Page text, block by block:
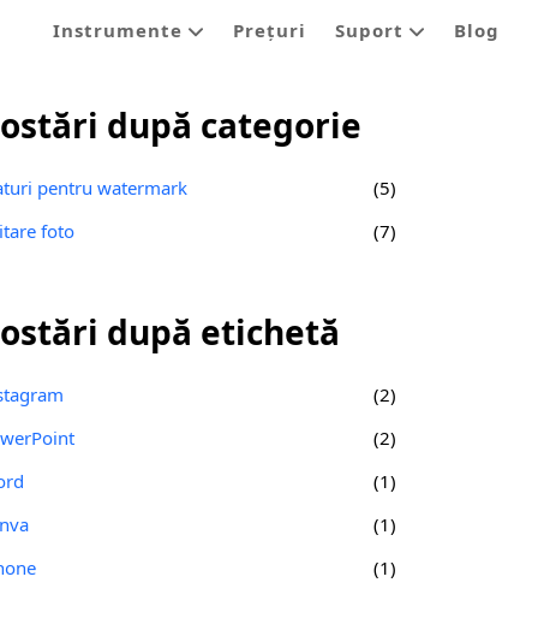
Instrumente Prețuri Suport Blog
după categorie
pentru watermark
(5)
foto
(7)
după etichetă
(2)
(2)
(1)
(1)
(1)